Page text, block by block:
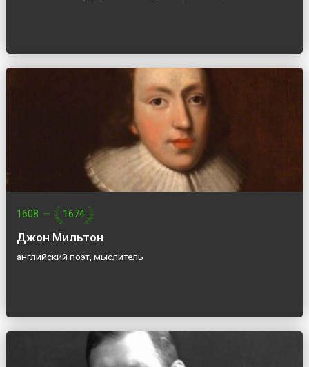
1608 — 1674
Джон Мильтон
английский поэт, мыслитель